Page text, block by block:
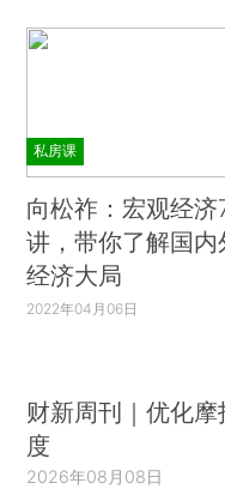
私房课
向松祚：宏观经济
讲，带你了解国内
经济大局
2022年04月06日
财新周刊｜优化
度
2026年08月08日